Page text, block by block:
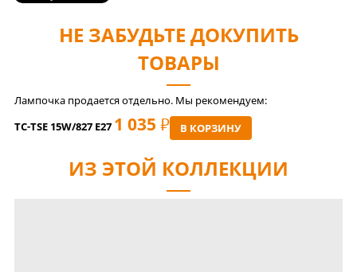
НЕ ЗАБУДЬТЕ ДОКУПИТЬ
ТОВАРЫ
Лампочка продается отдельно. Мы рекомендуем:
TC-TSE 15W/827 E27 1 035 РУБ В КОРЗИНУ
ИЗ ЭТОЙ КОЛЛЕКЦИИ